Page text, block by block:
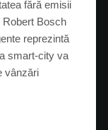
fără emisii
Robert Bosch
reprezintă
smart-city va
vânzări